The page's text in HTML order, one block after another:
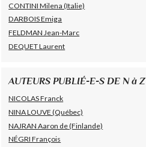
CONTINI Milena (Italie)
DARBOIS Emiga
FELDMAN Jean-Marc
DEQUET Laurent
AUTEURS PUBLIÉ-E-S DE N à
NICOLAS Franck
NINA LOUVE (Québec)
NAJRAN Aaron de (Finlande)
NÉGRI François